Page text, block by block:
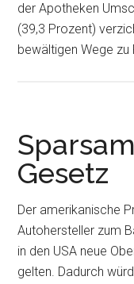
der Apotheken
(39,3 Prozent)
bewältigen Wege zu
Gesetz
Der amerikanische
Autohersteller zum
in den USA neue
gelten. Dadurch